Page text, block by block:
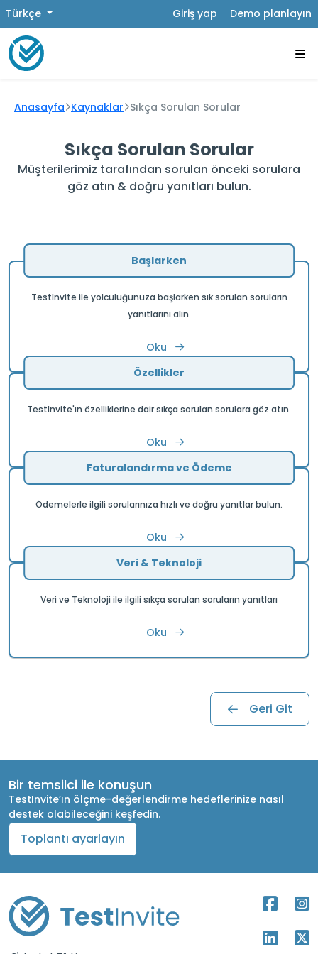
Türkçe Giriş yap Demo planlayın
Anasayfa Kaynaklar Sıkça Sorulan Sorular
Sıkça Sorulan Sorular
Müşterilerimiz tarafından sorulan önceki sorulara
göz atın & doğru yanıtları bulun.
Başlarken
TestInvite ile yolculuğunuza başlarken sık sorulan soruların
yanıtlarını alın.
Oku
Özellikler
TestInvite'ın özelliklerine dair sıkça sorulan sorulara göz atın.
Oku
Faturalandırma ve Ödeme
Ödemelerle ilgili sorularınıza hızlı ve doğru yanıtlar bulun.
Oku
Veri & Teknoloji
Veri ve Teknoloji ile ilgili sıkça sorulan soruların yanıtları
Oku
Geri Git
Bir temsilci ile konuşun
TestInvite’ın ölçme-değerlendirme hedeflerinize nasıl
destek olabileceğini keşfedin.
Toplantı ayarlayın